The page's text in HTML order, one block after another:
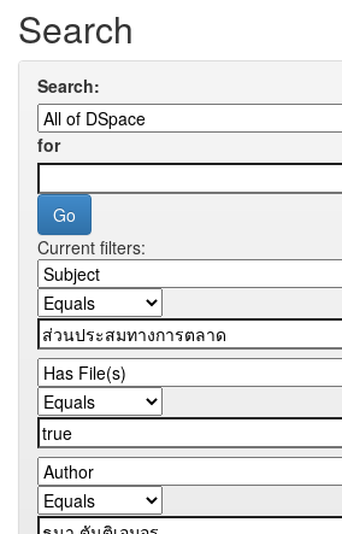
Search
Search:
for
Current filters: